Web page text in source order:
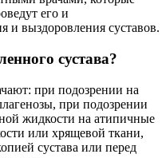
его и
и выздоровления суставов.
сустава?
при подозрении на
при подозрении
жидкости на атипичные
или хрящевой ткани,
сустава или перед